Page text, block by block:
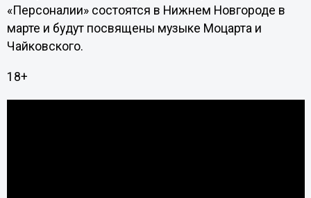
«Персоналии» состоятся в Нижнем Новгороде в
марте и будут посвящены музыке Моцарта и
Чайковского.
18+